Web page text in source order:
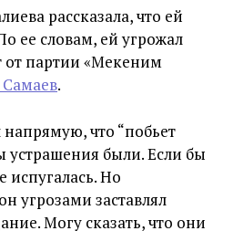
рассказала, что ей
ее словам, ей угрожал
от партии «Мекеним
.
что “побьет
устрашения были. Если бы
испугалась. Но
угрозами заставлял
Могу сказать, что они